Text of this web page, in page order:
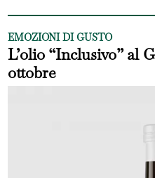
EMOZIONI DI GUSTO
L’olio “Inclusivo” al
ottobre